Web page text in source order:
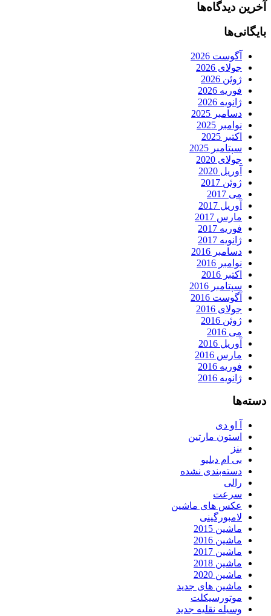
آخرین دیدگاه‌ها
بایگانی‌ها
آگوست 2026
جولای 2026
ژوئن 2026
فوریه 2026
ژانویه 2026
دسامبر 2025
نوامبر 2025
اکتبر 2025
سپتامبر 2025
جولای 2020
آوریل 2020
ژوئن 2017
می 2017
آوریل 2017
مارس 2017
فوریه 2017
ژانویه 2017
دسامبر 2016
نوامبر 2016
اکتبر 2016
سپتامبر 2016
آگوست 2016
جولای 2016
ژوئن 2016
می 2016
آوریل 2016
مارس 2016
فوریه 2016
ژانویه 2016
دسته‌ها
آ او دی
استون مارتین
بنز
بی ام دبلیو
دسته‌بندی نشده
رالی
سرعت
عکس های ماشین
لامبورگینی
ماشین 2015
ماشین 2016
ماشین 2017
ماشین 2018
ماشین 2020
ماشین های جدید
موتورسیکلت
وسیله نقلیه جدید